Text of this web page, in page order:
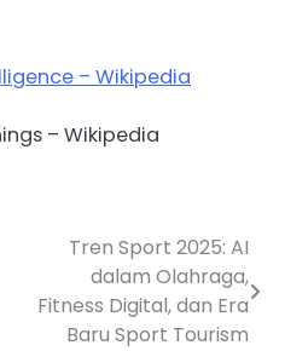
– Wikipedia
– Wikipedia
Tren Sport 2025: AI
dalam Olahraga,
Fitness Digital, dan Era
Baru Sport Tourism